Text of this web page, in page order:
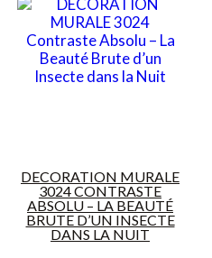
DECORATION MURALE
3024 CONTRASTE
ABSOLU – LA BEAUTÉ
BRUTE D’UN INSECTE
DANS LA NUIT